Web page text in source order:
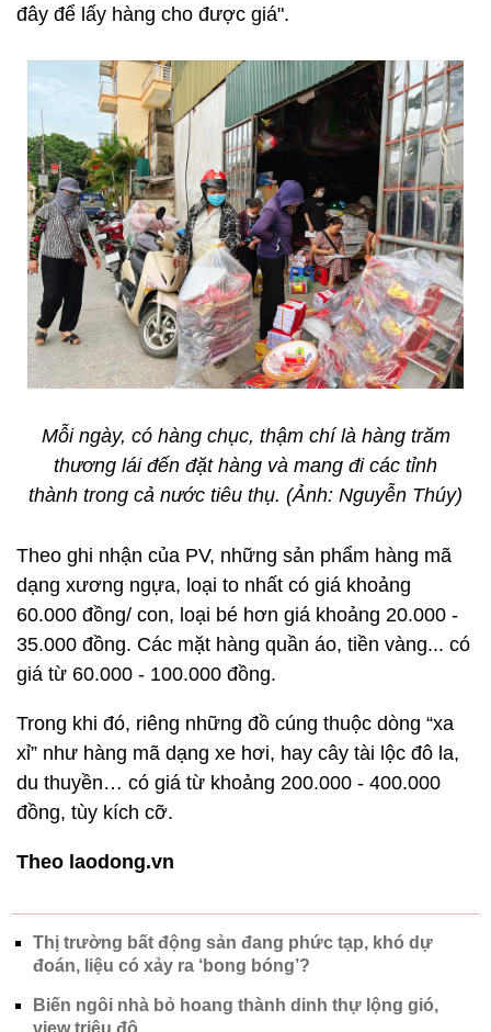
đây để lấy hàng cho được giá".
Mỗi ngày, có hàng chục, thậm chí là hàng trăm
thương lái đến đặt hàng và mang đi các tỉnh
thành trong cả nước tiêu thụ. (Ảnh: Nguyễn Thúy)
Theo ghi nhận của PV, những sản phẩm hàng mã
dạng xương ngựa, loại to nhất có giá khoảng
60.000 đồng/ con, loại bé hơn giá khoảng 20.000 -
35.000 đồng. Các mặt hàng quần áo, tiền vàng... có
giá từ 60.000 - 100.000 đồng.
Trong khi đó, riêng những đồ cúng thuộc dòng “xa
xỉ” như hàng mã dạng xe hơi, hay cây tài lộc đô la,
du thuyền… có giá từ khoảng 200.000 - 400.000
đồng, tùy kích cỡ.
Theo laodong.vn
Thị trường bất động sản đang phức tạp, khó dự
đoán, liệu có xảy ra ‘bong bóng’?
Biến ngôi nhà bỏ hoang thành dinh thự lộng gió,
view triệu đô